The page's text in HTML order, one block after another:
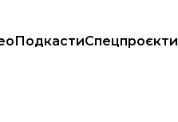
ПодкастиСпецпроєкти